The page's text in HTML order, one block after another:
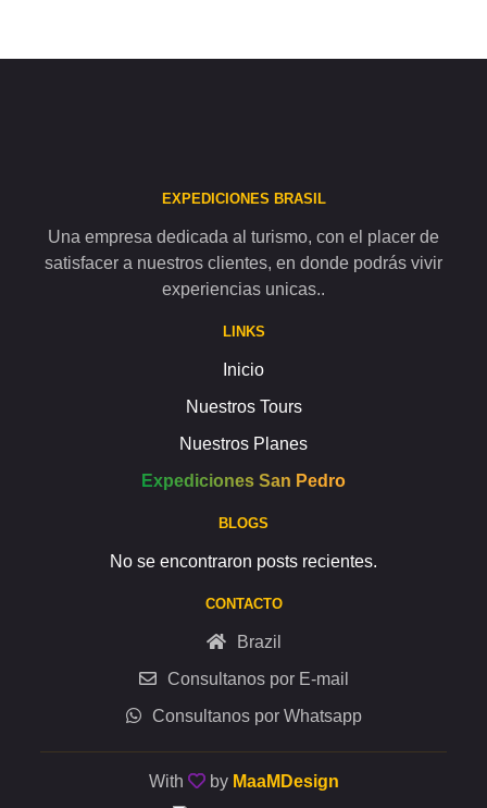
EXPEDICIONES BRASIL
Una empresa dedicada al turismo, con el placer de
satisfacer a nuestros clientes, en donde podrás vivir
experiencias unicas..
LINKS
Inicio
Nuestros Tours
Nuestros Planes
Expediciones San Pedro
BLOGS
No se encontraron posts recientes.
CONTACTO
Brazil
Consultanos por E-mail
Consultanos por Whatsapp
With by MaaMDesign